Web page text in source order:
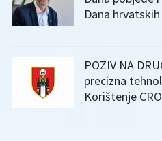
Dana
POZIV NA
precizna
Korištenje